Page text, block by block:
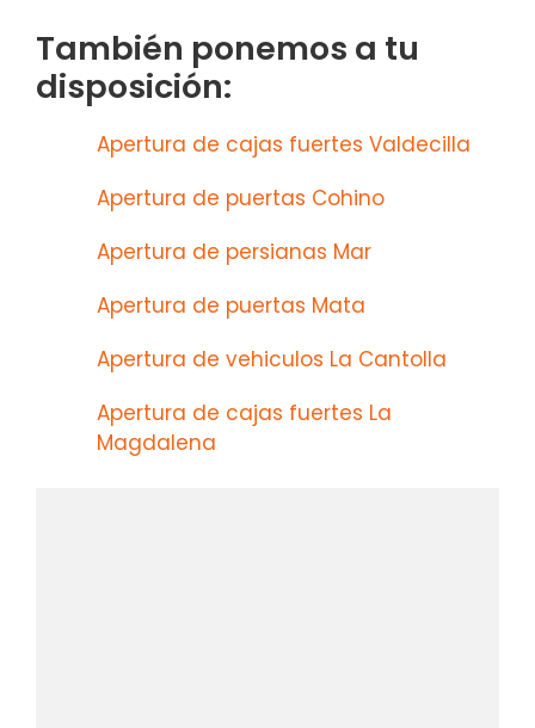
También ponemos a tu
disposición:
Apertura de cajas fuertes Valdecilla
Apertura de puertas Cohino
Apertura de persianas Mar
Apertura de puertas Mata
Apertura de vehiculos La Cantolla
Apertura de cajas fuertes La
Magdalena